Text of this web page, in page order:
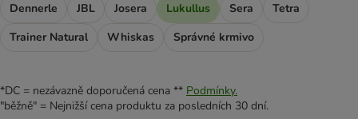
Dennerle JBL Josera Lukullus Sera
Tetra
Trainer Natural
Whiskas Správné krmivo
*DC = nezávazně doporučená cena ** Podmínky.
"běžně" = Nejnižší cena produktu za posledních 30 dní.